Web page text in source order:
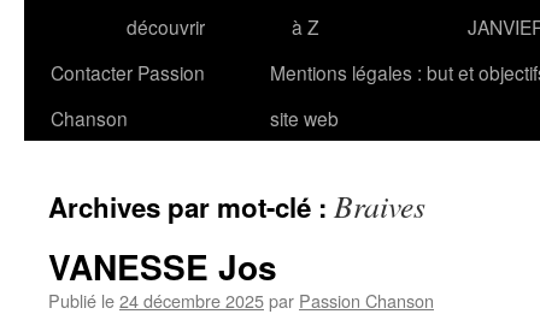
découvrir
à Z
Contacter Passion
Chanson
Mentions légales : but et
site web
Archives par mot-clé : Braives
VANESSE Jos
Publié le24 décembre 2025par Passion Chanson